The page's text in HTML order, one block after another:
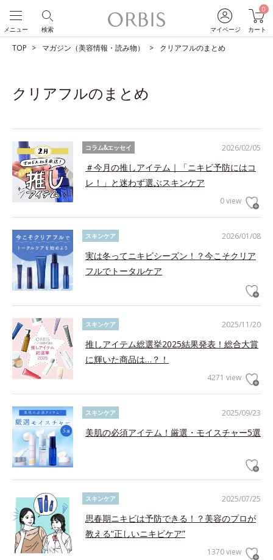
マイページ
0
カート
検索
メニュー
TOP マガジン（美容情報・読み物） クリアフルのまとめ
クリアフルのまとめ
2026/02/05
コラム&エッセイ
＃今月の推しアイテム｜「ニキビ予防にはコ
レ！」と迷わず選ぶスキンケア
0 view
2026/01/08
スキンケア
実は冬ってニキビシーズン！？今こそクリア
フルでトータルケア
2025/11/20
スキンケア
推しアイテム総選挙2025結果発表！総合大賞
に輝いた商品は…？！
4271 view
2025/09/23
スキンケア
美肌の必須アイテム！厳選・モイスチャー5選
2025/07/25
スキンケア
思春期ニキビは予防できる！？美容のプロが
教える“正しいニキビケア”
1370 view